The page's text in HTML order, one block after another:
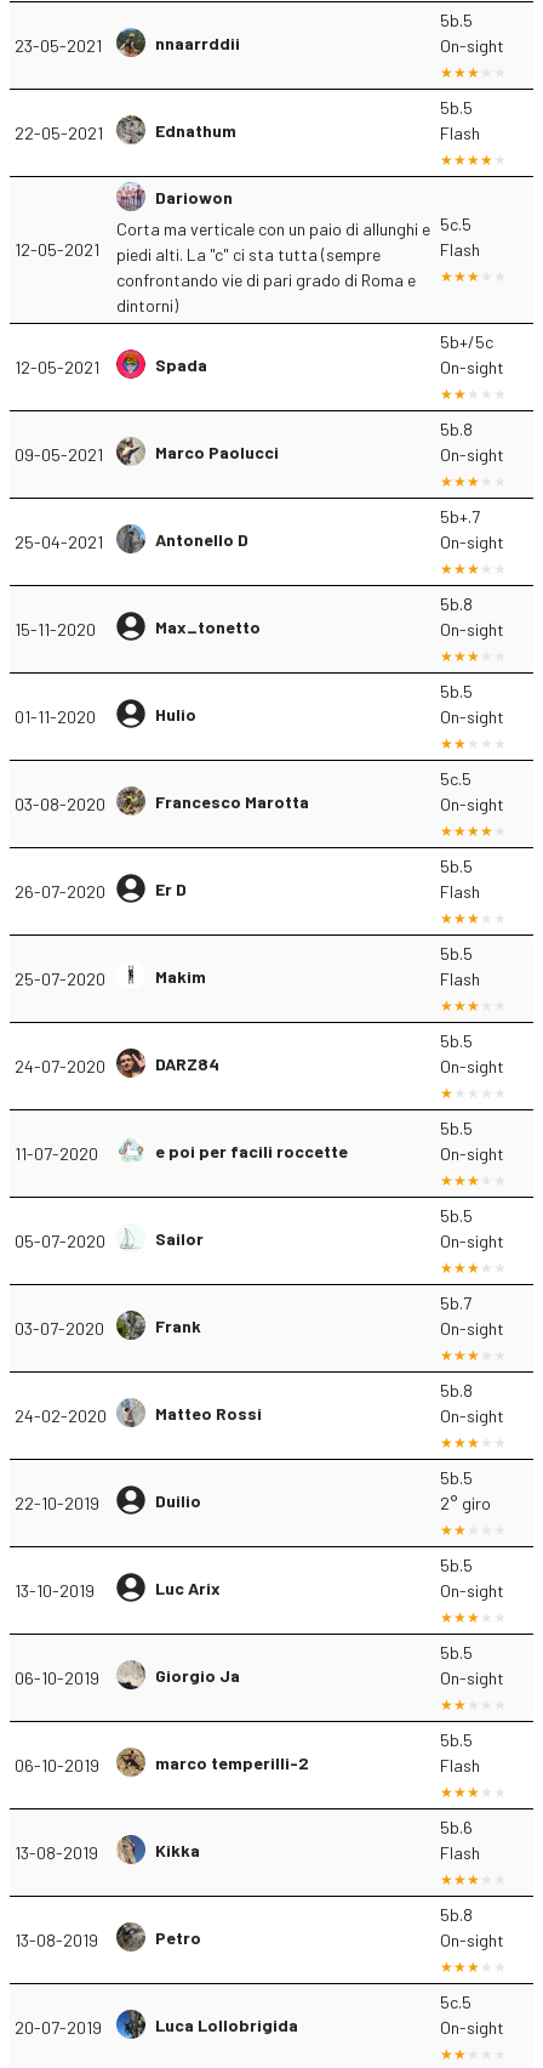
23-05-2021 nnaarrddii
5b.5
On-sight
22-05-2021 Ednathum
5b.5
Flash
12-05-2021
Dariowon
Corta ma verticale con un paio di allunghi e
piedi alti. La "c" ci sta tutta (sempre
confrontando vie di pari grado di Roma e
dintorni)
5c.5
Flash
12-05-2021 Spada
5b+/5c
On-sight
09-05-2021 Marco Paolucci
5b.8
On-sight
25-04-2021 Antonello D
5b+.7
On-sight
15-11-2020 Max_tonetto
5b.8
On-sight
01-11-2020 Hulio
5b.5
On-sight
03-08-2020 Francesco Marotta
5c.5
On-sight
26-07-2020 Er D
5b.5
Flash
25-07-2020 Makim
5b.5
Flash
24-07-2020 DARZ84
5b.5
On-sight
11-07-2020 e poi per facili roccette
5b.5
On-sight
05-07-2020 Sailor
5b.5
On-sight
03-07-2020 Frank
5b.7
On-sight
24-02-2020 Matteo Rossi
5b.8
On-sight
22-10-2019 Duilio
5b.5
2° giro
13-10-2019 Luc Arix
5b.5
On-sight
06-10-2019 Giorgio Ja
5b.5
On-sight
06-10-2019 marco temperilli-2
5b.5
Flash
13-08-2019 Kikka
5b.6
Flash
13-08-2019 Petro
5b.8
On-sight
20-07-2019 Luca Lollobrigida
5c.5
On-sight